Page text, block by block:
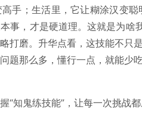
手；生活里，它让糊涂汉变
事，才是硬道理。这就是为啥
打磨。升华点看，这技能不只
那么多，懂行一点，就能少
“知鬼练技能”，让每一次挑战都